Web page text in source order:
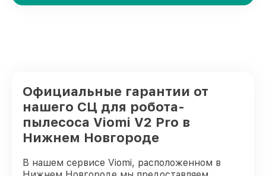
Официальные гарантии от
нашего СЦ для робота-
пылесоса Viomi V2 Pro в
Нижнем Новгороде
В нашем сервисе Viomi, расположенном в